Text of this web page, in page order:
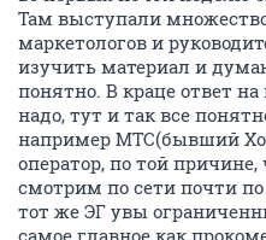
Там выступали
маркетологов и
изучить материал и
понятно. В краце ответ
надо, тут и так все
например МТС(бывший
оператор, по той
смотрим по сети почти
тот же ЭГ увы
самое главное как